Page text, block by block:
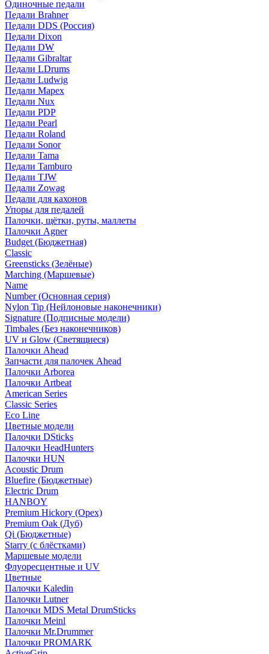
Одиночные педали
Педали Brahner
Педали DDS (Россия)
Педали Dixon
Педали DW
Педали Gibraltar
Педали LDrums
Педали Ludwig
Педали Mapex
Педали Nux
Педали PDP
Педали Pearl
Педали Roland
Педали Sonor
Педали Tama
Педали Tamburo
Педали TJW
Педали Zowag
Педали для кахонов
Упоры для педалей
Палочки, щётки, руты, маллеты
Палочки Agner
Budget (Бюджетная)
Classic
Greensticks (Зелёные)
Marching (Маршевые)
Name
Number (Основная серия)
Nylon Tip (Нейлоновые наконечники)
Signature (Подписные модели)
Timbales (Без наконечников)
UV и Glow (Светящиеся)
Палочки Ahead
Запчасти для палочек Ahead
Палочки Arborea
Палочки Artbeat
American Series
Classic Series
Eco Line
Цветные модели
Палочки DSticks
Палочки HeadHunters
Палочки HUN
Acoustic Drum
Bluefire (Бюджетные)
Electric Drum
HANBOY
Premium Hickory (Орех)
Premium Oak (Дуб)
Qi (Бюджетные)
Starry (с блёстками)
Маршевые модели
Флуоресцентные и UV
Цветные
Палочки Kaledin
Палочки Lutner
Палочки MDS Metal DrumSticks
Палочки Meinl
Палочки Mr.Drummer
Палочки PROMARK